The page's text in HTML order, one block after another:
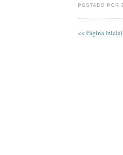
POSTADO POR
<< Página inicial